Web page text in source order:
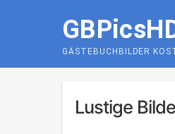
GÄSTEBUCHBILDER
Lustige